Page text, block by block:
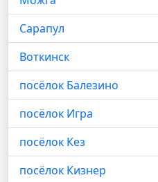
Сарапул
Воткинск
посёлок Балезино
посёлок Игра
посёлок Кез
посёлок Кизнер